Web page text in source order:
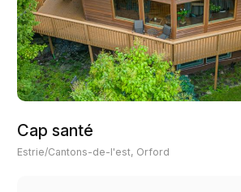
Cap santé
Estrie/Cantons-de-l'est, Orford